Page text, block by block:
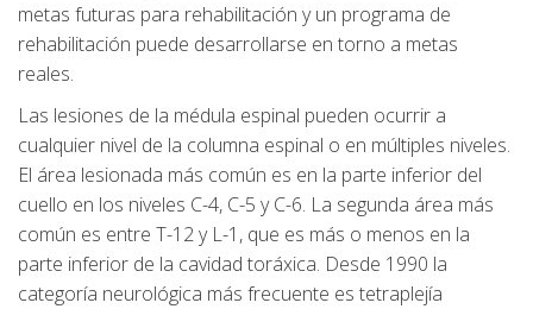
metas futuras para rehabilitación y un programa de
rehabilitación puede desarrollarse en torno a metas
reales.
Las lesiones de la médula espinal pueden ocurrir a
cualquier nivel de la columna espinal o en múltiples niveles.
El área lesionada más común es en la parte inferior del
cuello en los niveles C-4, C-5 y C-6. La segunda área más
común es entre T-12 y L-1, que es más o menos en la
parte inferior de la cavidad toráxica. Desde 1990 la
categoría neurológica más frecuente es tetraplejía